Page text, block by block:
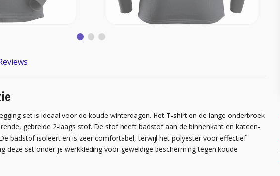
set is ideaal voor de koude winterdagen. Het T-shirt en de lange onderbroek
gebreide 2-laags stof. De stof heeft badstof aan de binnenkant en katoen-
badstof isoleert en is zeer comfortabel, terwijl het polyester voor effectief
deze set onder je werkkleding voor geweldige bescherming tegen koude